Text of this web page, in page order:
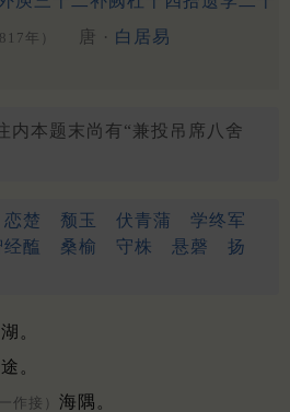
817年） 唐 · 白居易
本题末尚有“兼投吊席八舍
恋楚 颓玉 伏青蒲
学终军
经醢 桑榆 守株 悬磬
扬
。
。
一作接） 海隅。